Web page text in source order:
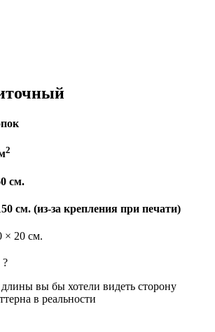
2
см.
см. (из-за крепления при печати)
× 20 см.
?
длины вы бы хотели видеть сторону
в реальности